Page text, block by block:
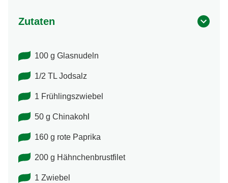
Zutaten
100 g Glasnudeln
1/2 TL Jodsalz
1 Frühlingszwiebel
50 g Chinakohl
160 g rote Paprika
200 g Hähnchenbrustfilet
1 Zwiebel